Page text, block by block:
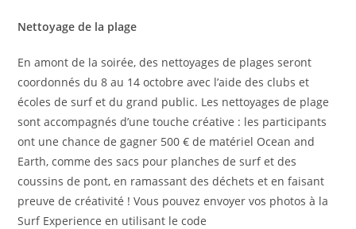
Nettoyage de la plage
En amont de la soirée, des nettoyages de plages seront
coordonnés du 8 au 14 octobre avec l’aide des clubs et
écoles de surf et du grand public. Les nettoyages de plage
sont accompagnés d’une touche créative : les participants
ont une chance de gagner 500 € de matériel Ocean and
Earth, comme des sacs pour planches de surf et des
coussins de pont, en ramassant des déchets et en faisant
preuve de créativité ! Vous pouvez envoyer vos photos à la
Surf Experience en utilisant le code